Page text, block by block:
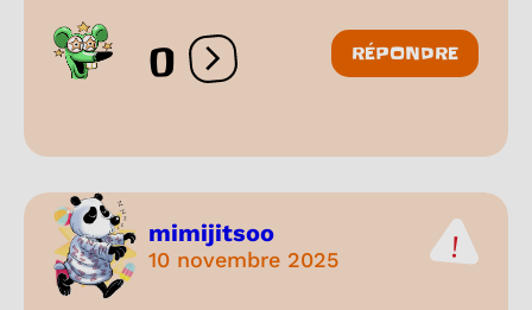
0 Ouvrir les réactions
RÉPONDRE
mimijitsoo
10 novembre 2025